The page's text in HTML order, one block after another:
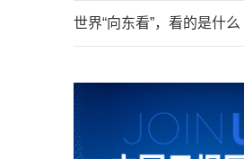
世界“向东看”，看的是什么